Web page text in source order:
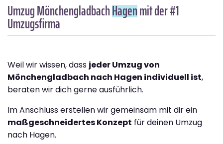
Umzug MönchengladbachHagenmit der #1
Umzugsfirma
Weil wir wissen, dass jeder Umzug von
Mönchengladbach nach Hagen individuell ist,
beraten wir dich gerne ausführlich.
Im Anschluss erstellen wir gemeinsam mit dir ein
maßgeschneidertes Konzept für deinen Umzug
nach Hagen.